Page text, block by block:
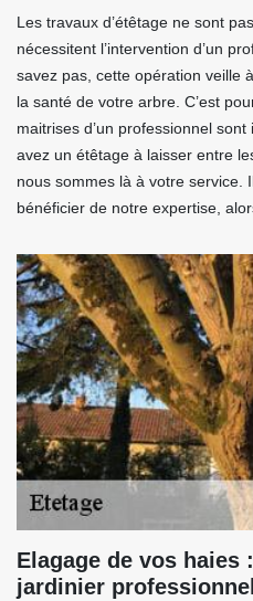
Les travaux d’étêtage ne sont
nécessitent l’intervention d’un
savez pas, cette opération veille
la santé de votre arbre. C’est
maitrises d’un professionnel
avez un étêtage à laisser entre
nous sommes là à votre service.
bénéficier de notre expertise,
Elagage de vos haies
jardinier